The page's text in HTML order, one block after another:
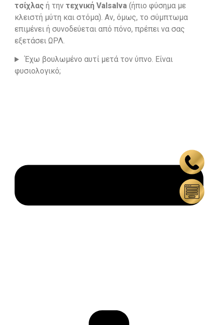
τσίχλας ή την τεχνική Valsalva (ήπιο φύσημα με
κλειστή μύτη και στόμα). Αν, όμως, το σύμπτωμα
επιμένει ή συνοδεύεται από πόνο, πρέπει να σας
εξετάσει ΩΡΛ.
Έχω βουλωμένο αυτί μετά τον ύπνο. Είναι
φυσιολογικό;